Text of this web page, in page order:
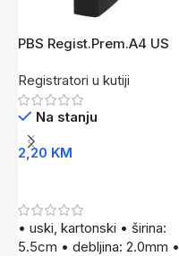
PBS Regist.Prem.A4 US
Registratori u kutiji
Na stanju
2,20 KM
• uski, kartonski • širina:
5.5cm • debljina: 2.0mm •